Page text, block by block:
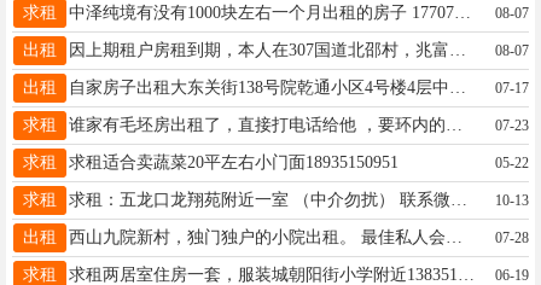
求租 中泽纯境有没有1000块左右一个月出租的房子 17707565523 08-07
出租 08-07
出租 07-17
求租 07-23
求租 求租适合卖蔬菜20平左右小门面18935150951 05-22
求租 10-13
出租 07-28
求租 06-19